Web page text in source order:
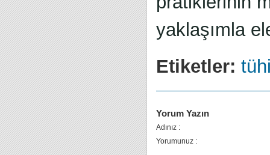
yaklaşımla
Etiketler:
Yorum Yazın
Adınız :
Yorumunuz :